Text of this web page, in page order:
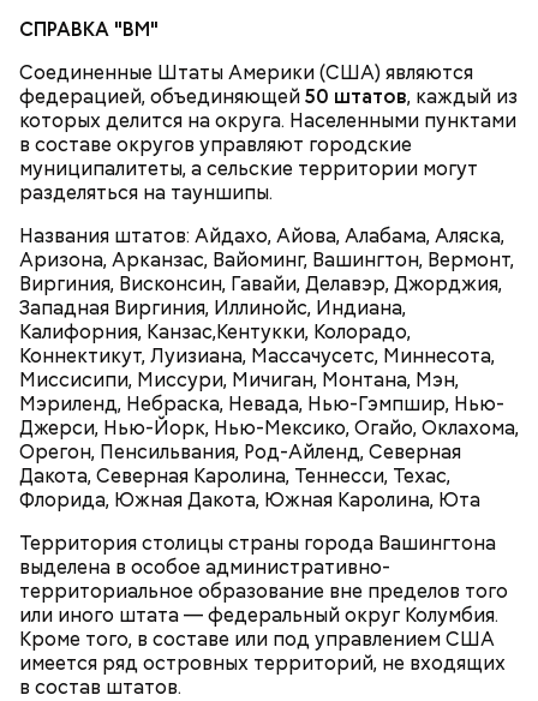
СПРАВКА "ВМ"
Соединенные Штаты Америки (США) являются
федерацией, объединяющей50 штатов, каждый из
которых делится на округа. Населенными пунктами
в составе округов управляют городские
муниципалитеты, а сельские территории могут
разделяться на тауншипы.
Названия штатов: Айдахо, Айова, Алабама, Аляска,
Аризона, Арканзас, Вайоминг, Вашингтон, Вермонт,
Виргиния, Висконсин, Гавайи, Делавэр, Джорджия,
Западная Виргиния, Иллинойс, Индиана,
Калифорния, Канзас,Кентукки, Колорадо,
Коннектикут, Луизиана, Массачусетс, Миннесота,
Миссисипи, Миссури, Мичиган, Монтана, Мэн,
Мэриленд, Небраска, Невада, Нью-Гэмпшир, Нью-
Джерси, Нью-Йорк, Нью-Мексико, Огайо, Оклахома,
Орегон, Пенсильвания, Род-Айленд, Северная
Дакота, Северная Каролина, Теннесси, Техас,
Флорида, Южная Дакота, Южная Каролина, Юта
Территория столицы страны города Вашингтона
выделена в особое административно-
территориальное образование вне пределов того
или иного штата — федеральный округ Колумбия.
Кроме того, в составе или под управлением США
имеется ряд островных территорий, не входящих
в состав штатов.
Очищенный сырой салатный сельдерей
нашинковать соломкой. Яблоки очистить от
кожицы и семян, нарезать ломтиками. Так же
нарезать вареный картофель. Продукты
перемешать, полить салатной заправкой, выложить
в салатник горкой и украсить веточками
сельдерея, кусочками свежих помидоров и
ломтиками яблок.
Кабачки в овощном соусе